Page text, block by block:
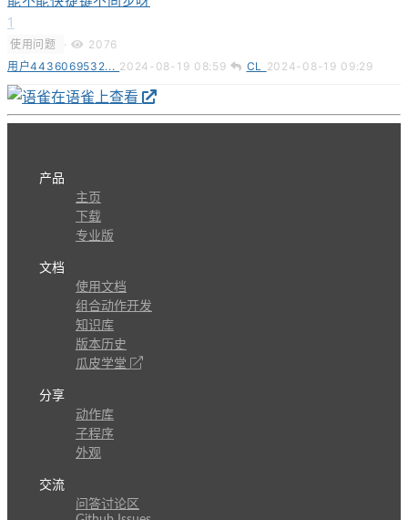
1
使用问题 ·
2076
用户4436069532... 2024-08-19 08:59 CL 2024-08-19 09:29
在语雀上查看
产品
主页
下载
专业版
文档
使用文档
组合动作开发
知识库
版本历史
瓜皮学堂
分享
动作库
子程序
外观
交流
问答讨论区